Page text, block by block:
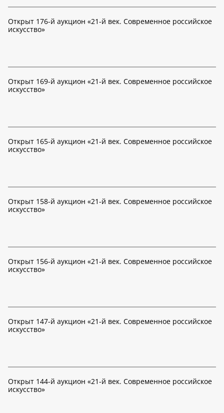
Открыт 176-й аукцион «21-й век. Современное российское
искусство»
Открыт 169-й аукцион «21-й век. Современное российское
искусство»
Открыт 165-й аукцион «21-й век. Современное российское
искусство»
Открыт 158-й аукцион «21-й век. Современное российское
искусство»
Открыт 156-й аукцион «21-й век. Современное российское
искусство»
Открыт 147-й аукцион «21-й век. Современное российское
искусство»
Открыт 144-й аукцион «21-й век. Современное российское
искусство»